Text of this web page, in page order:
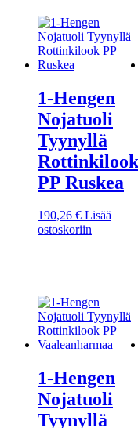
1-Hengen
Nojatuoli
Tyynyllä
Rottinkilook
PP Ruskea
190,26 € Lisää
ostoskoriin
1-Hengen
Nojatuoli
Tyynyllä